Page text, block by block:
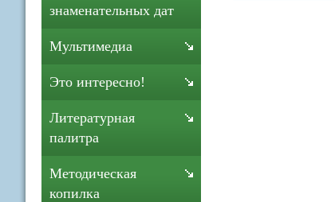
знаменательных дат
Мультимедиа
Это интересно!
Литературная
палитра
Методическая
копилка